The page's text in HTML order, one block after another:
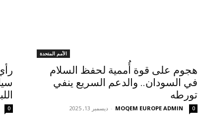
الأمم المتحدة
هجوم على قوة أُممية لحفظ السلام
في السودان.. والدعم السريع ينفي
تورطه
MOQEM EUROPE ADMIN
- ديسمبر 13, 2025 0
0